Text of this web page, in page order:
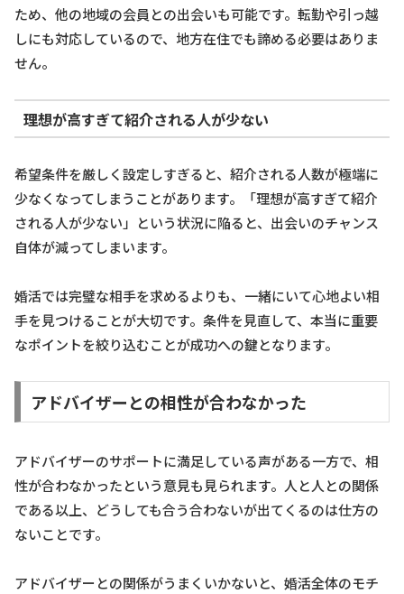
ため、他の地域の会員との出会いも可能です。転勤や引っ越
しにも対応しているので、地方在住でも諦める必要はありま
せん。
理想が高すぎて紹介される人が少ない
希望条件を厳しく設定しすぎると、紹介される人数が極端に
少なくなってしまうことがあります。「理想が高すぎて紹介
される人が少ない」という状況に陥ると、出会いのチャンス
自体が減ってしまいます。
婚活では完璧な相手を求めるよりも、一緒にいて心地よい相
手を見つけることが大切です。条件を見直して、本当に重要
なポイントを絞り込むことが成功への鍵となります。
アドバイザーとの相性が合わなかった
アドバイザーのサポートに満足している声がある一方で、相
性が合わなかったという意見も見られます。人と人との関係
である以上、どうしても合う合わないが出てくるのは仕方の
ないことです。
アドバイザーとの関係がうまくいかないと、婚活全体のモチ